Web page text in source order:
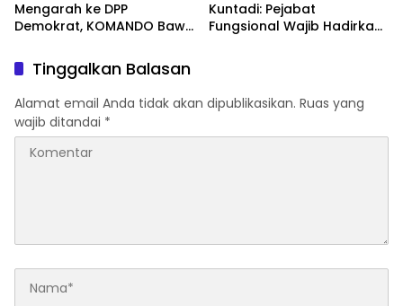
Mengarah ke DPP
Demokrat, KOMANDO Bawa
Dody Hanggodo
Kuntadi: Pejabat
Fungsional Wajib Hadirkan
Tinggalkan Balasan
Alamat email Anda tidak akan dipublikasikan. Ruas yang
wajib ditandai *